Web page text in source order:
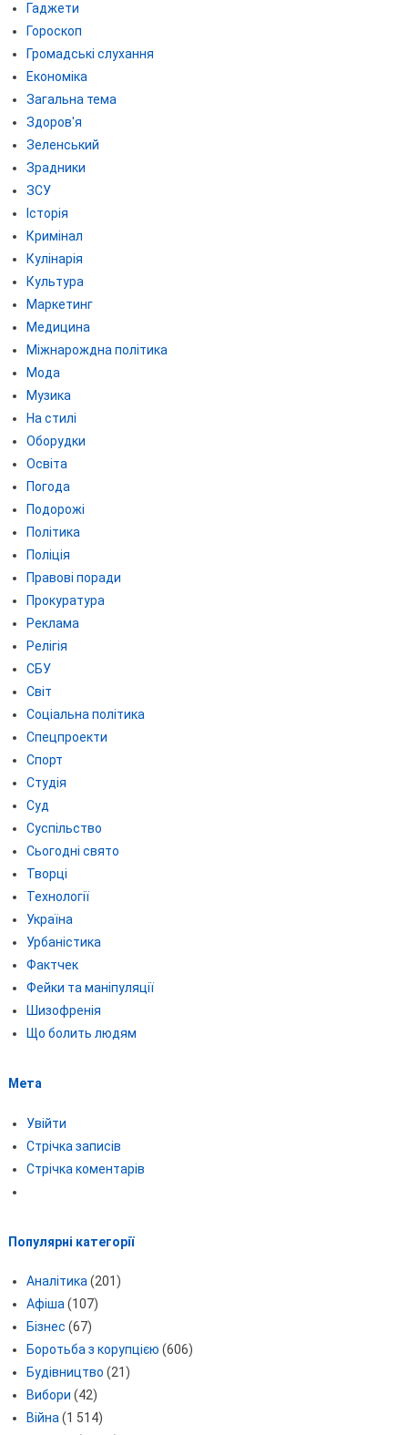
Гаджети
Гороскоп
Громадські слухання
Економіка
Загальна тема
Здоров'я
Зеленський
Зрадники
ЗСУ
Історія
Кримінал
Кулінарія
Культура
Маркетинг
Медицина
Міжнарождна політика
Мода
Музика
На стилі
Оборудки
Освіта
Погода
Подорожі
Політика
Поліція
Правові поради
Прокуратура
Реклама
Релігія
СБУ
Світ
Соціальна політика
Спецпроекти
Спорт
Студія
Суд
Суспільство
Сьогодні свято
Творці
Технології
Україна
Урбаністика
Фактчек
Фейки та маніпуляції
Шизофренія
Що болить людям
Мета
Увійти
Стрічка записів
Стрічка коментарів
Популярні категорії
Аналітика(201)
Афіша(107)
Бізнес (67)
Боротьба з корупцією (606)
Будівництво (21)
Вибори (42)
Війна(1 514)